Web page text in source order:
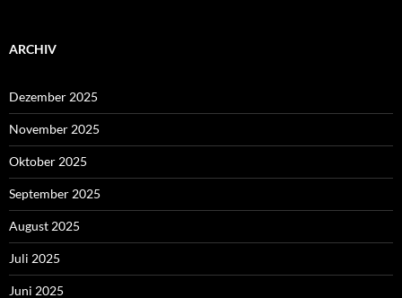
ARCHIV
Dezember 2025
November 2025
Oktober 2025
September 2025
August 2025
Juli 2025
Juni 2025